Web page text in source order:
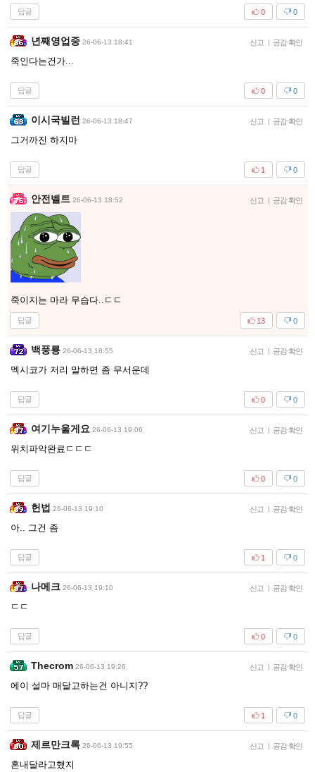
답글 0
0
년째영업중 26-06-13 18:41 신고 | 공감 확인
죽인다는건가...
답글 0
0
이시국빌런 26-06-13 18:47 신고 | 공감 확인
그거까진 하지마
답글 0
1
안전벨트 26-06-13 18:52 신고 | 공감 확인
죽이지는 마라 무습다..ㄷㄷ
답글 0
13
백풍룡 26-06-13 18:55 신고 | 공감 확인
멕시코가 저리 말하면 좀 무서운데
답글 0
0
여기누울게요 26-06-13 19:06 신고 | 공감 확인
위치파악완료ㄷㄷㄷ
답글 0
0
헌법 26-06-13 19:10 신고 | 공감 확인
아.. 그건 좀
답글 0
1
나메크 26-06-13 19:10 신고 | 공감 확인
ㄷㄷ
답글 0
0
Thecrom 26-06-13 19:26 신고 | 공감 확인
에이 설마 매달고하는건 아니지??
답글 0
1
제르만크록 26-06-13 19:55 신고 | 공감 확인
혼내달라고했지